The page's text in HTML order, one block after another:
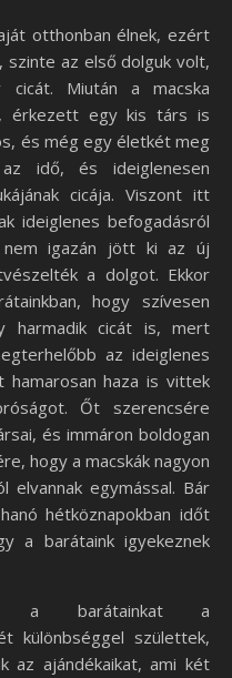
szinte az első dolguk volt,
cicát. Miután a macska
érkezett egy kis társ is
és még egy életkét meg
idő, és ideiglenesen
cicája. Viszont itt
ideiglenes befogadásról
igazán jött ki az új
a dolgot. Ekkor
hogy szívesen
harmadik cicát is, mert
az ideiglenes
hamarosan haza is vittek
Őt szerencsére
és immáron boldogan
hogy a macskák nagyon
elvannak egymással. Bár
hétköznapokban időt
a barátaink igyekeznek
a barátainkat a
különbséggel születtek,
az ajándékaikat, ami két